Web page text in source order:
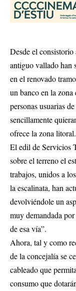
Desde el consistorio
antiguo vallado han
en el renovado
un banco en la
personas usuarias
sencillamente
ofrece la zona litoral.
El edil de Servicios
sobre el terreno el
trabajos, unidos a
la escalinata, han
devolviéndole un
muy demandada
de esa vía”.
Ahora, tal y como
de la concejalía se
cableado que
consumo que